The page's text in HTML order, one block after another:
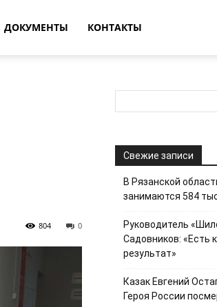
ДОКУМЕНТЫ КОНТАКТЫ
0
804
Свежие записи
В Рязанской
занимаются 584
Руководитель
Садовников: «Есть
результат»
Казак Евгений
Героя России